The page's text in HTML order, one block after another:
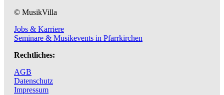
© MusikVilla
Jobs & Karriere
Seminare & Musikevents in Pfarrkirchen
Rechtliches:
AGB
Datenschutz
Impressum